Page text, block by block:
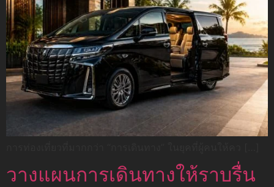
วางแผนการเดินทางให้ราบรื่น